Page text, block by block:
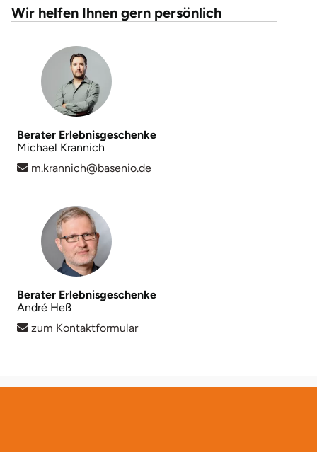
Wir helfen Ihnen gern persönlich
Berater Erlebnisgeschenke
Michael Krannich
m.krannich@basenio.de
Berater Erlebnisgeschenke
André Heß
zum Kontaktformular